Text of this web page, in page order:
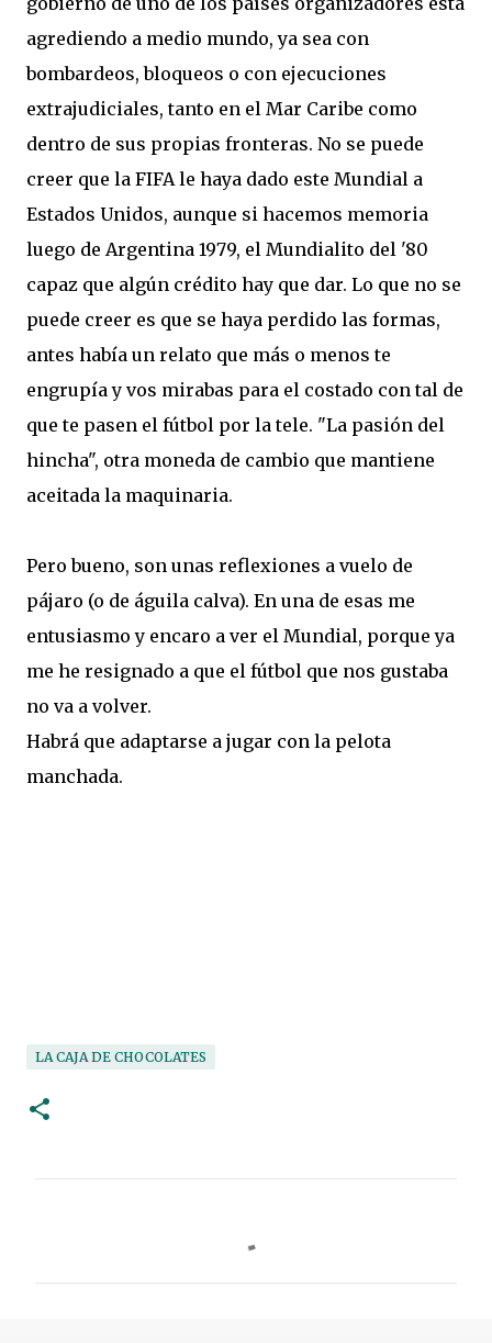
agrediendo a medio mundo, ya sea con
bombardeos, bloqueos o con ejecuciones
extrajudiciales, tanto en el Mar Caribe como
dentro de sus propias fronteras. No se puede
creer que la FIFA le haya dado este Mundial a
Estados Unidos, aunque si hacemos memoria
luego de Argentina 1979, el Mundialito del '80
capaz que algún crédito hay que dar. Lo que no se
puede creer es que se haya perdido las formas,
antes había un relato que más o menos te
engrupía y vos mirabas para el costado con tal de
que te pasen el fútbol por la tele. "La pasión del
hincha", otra moneda de cambio que mantiene
aceitada la maquinaria.
Pero bueno, son unas reflexiones a vuelo de
pájaro (o de águila calva). En una de esas me
entusiasmo y encaro a ver el Mundial, porque ya
me he resignado a que el fútbol que nos gustaba
no va a volver.
Habrá que adaptarse a jugar con la pelota
manchada.
LA CAJA DE CHOCOLATES